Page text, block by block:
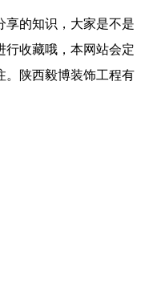
享的知识，大家是不是
行收藏哦，本网站会定
。陕西毅博装饰工程有